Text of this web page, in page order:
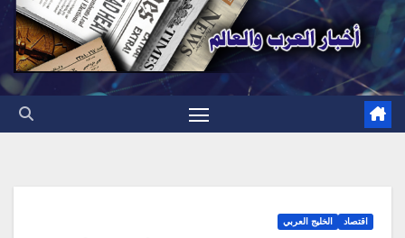
اقتصاد الخليج العربي